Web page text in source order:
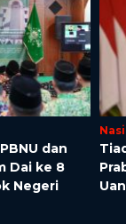
dan
Dai ke 8
Negeri